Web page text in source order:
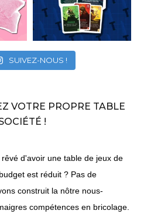
SUIVEZ-NOUS !
VOTRE PROPRE TABLE
!
d'avoir une table de jeux de
est réduit ? Pas de
construit la nôtre nous-
compétences en bricolage.